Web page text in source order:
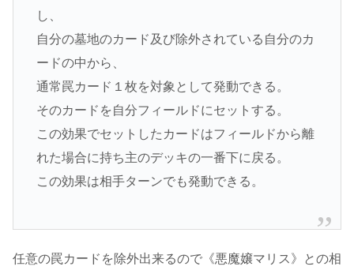
し、
自分の墓地のカード及び除外されている自分のカ
ードの中から、
通常罠カード１枚を対象として発動できる。
そのカードを自分フィールドにセットする。
この効果でセットしたカードはフィールドから離
れた場合に持ち主のデッキの一番下に戻る。
この効果は相手ターンでも発動できる。
任意の罠カードを除外出来るので《悪魔嬢マリス》との相